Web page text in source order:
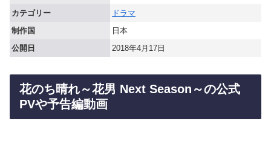
カテゴリー
ドラマ
制作国
日本
公開日
2018年4月17日
花のち晴れ～花男 Next Season～の公式
PVや予告編動画